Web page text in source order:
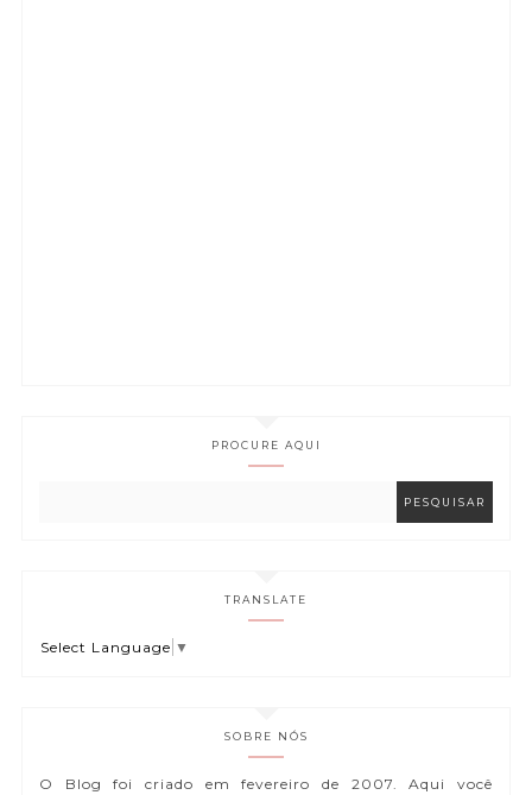
PROCURE AQUI
TRANSLATE
Select Language ▼
SOBRE NÓS
O Blog foi criado em fevereiro de 2007. Aqui você